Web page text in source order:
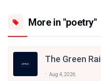
More in "poetry"
The Green
Aug 4, 2026